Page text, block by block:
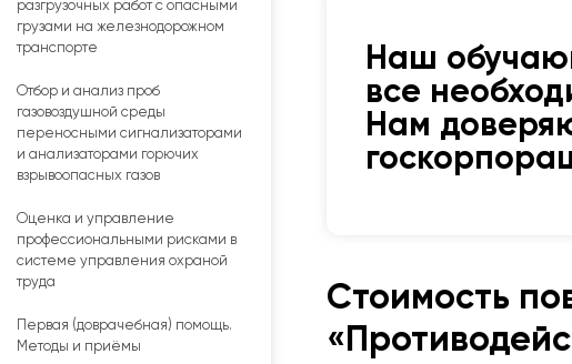
разгрузочных работ с опасными
грузами на железнодорожном
транспорте
Отбор и анализ проб
газовоздушной среды
переносными сигнализаторами
и анализаторами горючих
взрывоопасных газов
Оценка и управление
профессиональными рисками в
системе управления охраной
труда
Первая (доврачебная) помощь.
Методы и приёмы
Наш
все
Нам
Стоимость